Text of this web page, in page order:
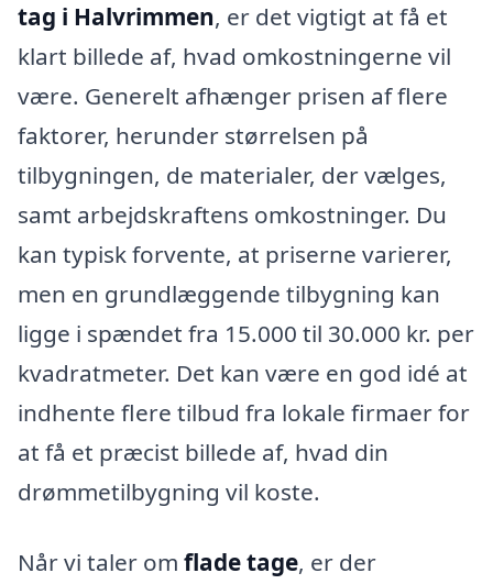
tag i Halvrimmen, er det vigtigt at få et
klart billede af, hvad omkostningerne vil
være. Generelt afhænger prisen af flere
faktorer, herunder størrelsen på
tilbygningen, de materialer, der vælges,
samt arbejdskraftens omkostninger. Du
kan typisk forvente, at priserne varierer,
men en grundlæggende tilbygning kan
ligge i spændet fra 15.000 til 30.000 kr. per
kvadratmeter. Det kan være en god idé at
indhente flere tilbud fra lokale firmaer for
at få et præcist billede af, hvad din
drømmetilbygning vil koste.
Når vi taler om flade tage, er der